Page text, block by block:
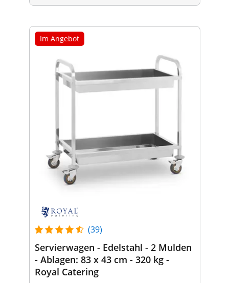
Im Angebot
(39)
Servierwagen - Edelstahl - 2 Mulden
- Ablagen: 83 x 43 cm - 320 kg -
Royal Catering